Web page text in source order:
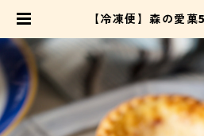
【冷凍便】森の愛
マンの森